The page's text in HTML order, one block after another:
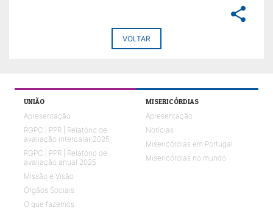
share
VOLTAR
UNIÃO
Apresentação
RGPC | PPR | Relatório de
avaliação intercalar 2025
RGPC | PPR | Relatório de
avaliação anual 2025
Missão e Visão
Órgãos Sociais
O que fazemos
MISERICÓRDIAS
Apresentação
Notícias
Misericórdias em Portugal
Misericórdias no mundo